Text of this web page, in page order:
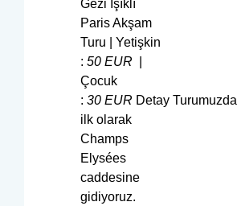
Gezi Işıklı
Paris Akşam
Turu | Yetişkin
: 50 EUR
Çocuk
: 30 EUR Detay Turumuzda
ilk olarak
Champs
Elysées
caddesine
gidiyoruz.